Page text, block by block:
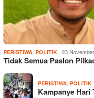
PERISTIWA, POLITIK 23
Tidak Semua Paslon
PERISTIWA, POLITIK
Kampanye